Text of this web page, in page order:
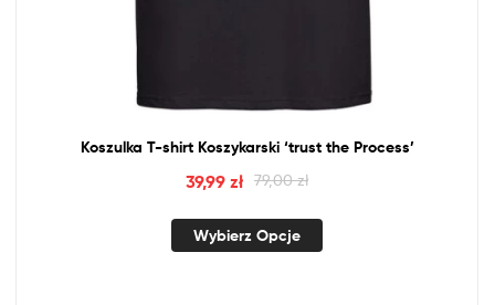
Koszulka T-shirt Koszykarski ‘trust theProcess’
79,00zł
39,99zł
Wybierz Opcje